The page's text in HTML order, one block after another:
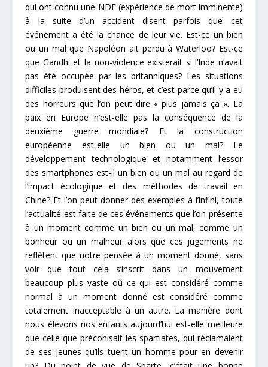
qui ont connu une NDE (expérience de mort imminente)
à la suite d’un accident disent parfois que cet
événement a été la chance de leur vie. Est-ce un bien
ou un mal que Napoléon ait perdu à Waterloo? Est-ce
que Gandhi et la non-violence existerait si l’Inde n’avait
pas été occupée par les britanniques? Les situations
difficiles produisent des héros, et c’est parce qu’il y a eu
des horreurs que l’on peut dire « plus jamais ça ». La
paix en Europen’est-elle pas la conséquence de la
deuxième guerre mondiale? Et la construction
européenne est-elle un bien ou un mal? Le
développement technologique et notamment l’essor
des smartphones est-il un bien ou un mal au regard de
l’impact écologique et des méthodes de travail en
Chine? Et l’on peut donner des exemples à l’infini, toute
l’actualité est faite de ces événements que l’on présente
à un moment comme un bien ou un mal, comme un
bonheur ou un malheur alors que ces jugements ne
reflètent que notre pensée à un moment donné, sans
voir que tout cela s’inscrit dans un mouvement
beaucoup plus vaste où ce qui est considéré comme
normal à un moment donné est considéré comme
totalement inacceptable à un autre. La manière dont
nous élevons nos enfants aujourd’hui est-elle meilleure
que celle que préconisait les spartiates, qui réclamaient
de ses jeunes qu’ils tuent un homme pour en devenir